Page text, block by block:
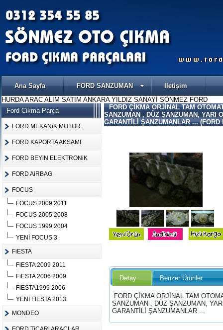
Ana Sayfa FORD SANZUMAN
İletişim
HURDA ARAC ALIM SATIM ANKARA YILDIZ SANAYİ SÖNMEZ FORD
Ford Cikma Parça
FORD MEKANiK MOTOR
FORD KAPORTA AKSAMI
FORD BEYiN ELEKTRONiK
FORD AiRBAG
FOCUS
FOCUS 2009 2011
FOCUS 2005 2008
FOCUS 1999 2004
YENİ FOCUS 3
FiESTA
FiESTA 2009 2011
FiESTA 2006 2009
FiESTA1999 2006
YENİ FİESTA 2013
MONDEO
Ürün Kodu :
FORD ÇİKMA ORJİNAL TAM
SANZUMAN , DÜZ ŞANZUMAN, YARI
GARANTİLİ ŞANZUMANLAR ... (FORD
Detay Benzer Ürünler
FORD ÇİKMA ORJİNAL TAM
SANZUMAN , DÜZ ŞANZUMAN,
GARANTİLİ ŞANZUMANLAR ...